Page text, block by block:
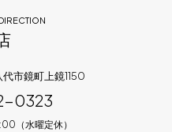
市鏡町上鏡1150
0323
（水曜定休）